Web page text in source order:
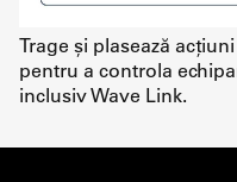
Trage și plasează
pentru a controla
inclusiv Wave Link.